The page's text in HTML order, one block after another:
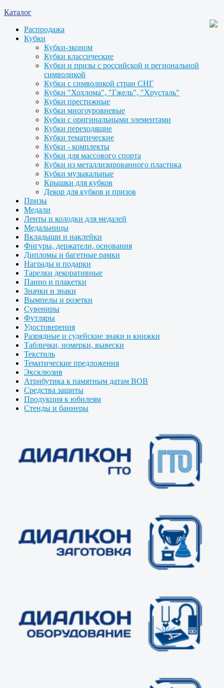
Каталог
Распродажа
Кубки
Кубки-эконом
Кубки классические
Кубки и призы с российской и региональной
символикой
Кубки с символикой стран СНГ
Кубки "Хохлома", "Гжель", "Хрусталь"
Кубки престижные
Кубки многоуровневые
Кубки с оригинальными элементами
Кубки переходящие
Кубки тематические
Кубки - комплекты
Кубки для массового спорта
Кубки из металлизированного пластика
Кубки музыкальные
Крышки для кубков
Декор для кубков и призов
Призы
Медали
Ленты и колодки для медалей
Медальницы
Вкладыши и наклейки
Фигуры, держатели, основания
Дипломы и багетные рамки
Награды и подарки
Тарелки декоративные
Панно и плакетки
Значки и знаки
Вымпелы и розетки
Сувениры
Футляры
Удостоверения
Разрядные и судейские знаки и книжки
Таблички, номерки, вывески
Текстиль
Тематические предложения
Эксклюзив
Атрибутика к памятным датам ВОВ
Средства защиты
Продукция к юбилеям
Стенды и баннеры